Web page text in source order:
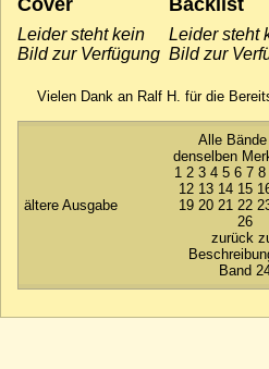
Leider steht kein
Bild zur Verfügung
Leider steht
Bild zur
Vielen Dank an Ralf H. für die
ältere Ausgabe
Alle
denselben
1 2 3 4 5 6 7 8
12 13 14 15
19 20 21 22
26
zurück
Band